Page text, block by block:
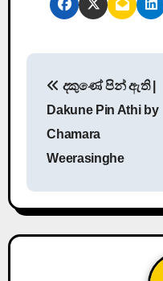
n
a
දකුණේ පින් ඇති |
Dakune Pin Athi by
Chamara
Weerasinghe